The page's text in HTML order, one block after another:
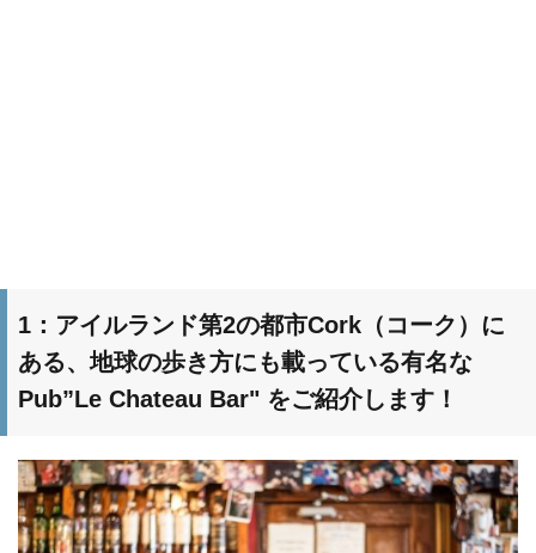
1：アイルランド第2の都市Cork（コーク）に
ある、地球の歩き方にも載っている有名な
Pub”Le Chateau Bar" をご紹介します！